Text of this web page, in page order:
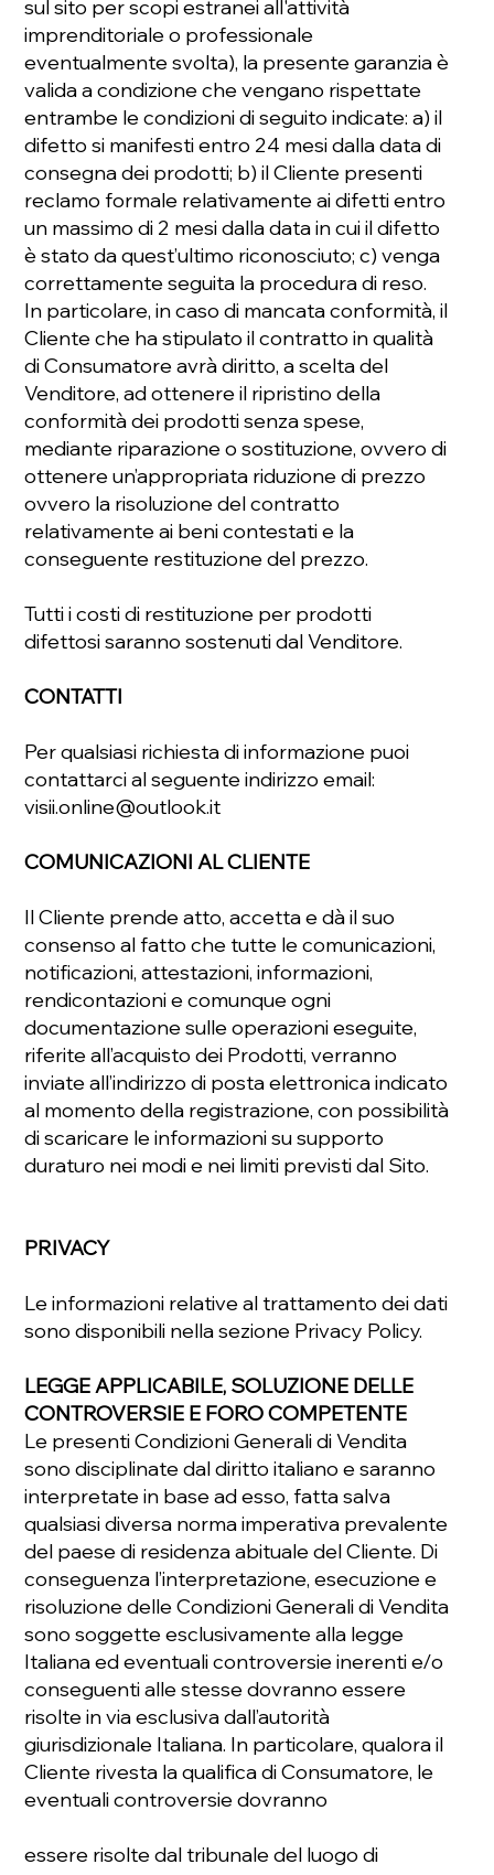
sul sito per scopi estranei all'attività
imprenditoriale o professionale
eventualmente svolta), la presente garanzia è
valida a condizione che vengano rispettate
entrambe le condizioni di seguito indicate: a) il
difetto si manifesti entro 24 mesi dalla data di
consegna dei prodotti; b) il Cliente presenti
reclamo formale relativamente ai difetti entro
un massimo di 2 mesi dalla data in cui il difetto
è stato da quest’ultimo riconosciuto; c) venga
correttamente seguita la procedura di reso.
In particolare, in caso di mancata conformità, il
Cliente che ha stipulato il contratto in qualità
di Consumatore avrà diritto, a scelta del
Venditore, ad ottenere il ripristino della
conformità dei prodotti senza spese,
mediante riparazione o sostituzione, ovvero di
ottenere un’appropriata riduzione di prezzo
ovvero la risoluzione del contratto
relativamente ai beni contestati e la
conseguente restituzione del prezzo.
Tutti i costi di restituzione per prodotti
difettosi saranno sostenuti dal Venditore.
CONTATTI
Per qualsiasi richiesta di informazione puoi
contattarci al seguente indirizzo email:
visii.online@outlook.it
COMUNICAZIONI AL CLIENTE
Il Cliente prende atto, accetta e dà il suo
consenso al fatto che tutte le comunicazioni,
notificazioni, attestazioni, informazioni,
rendicontazioni e comunque ogni
documentazione sulle operazioni eseguite,
riferite all’acquisto dei Prodotti, verranno
inviate all’indirizzo di posta elettronica indicato
al momento della registrazione, con possibilità
di scaricare le informazioni su supporto
duraturo nei modi e nei limiti previsti dal Sito.
PRIVACY
Le informazioni relative al trattamento dei dati
sono disponibili nella sezione Privacy Policy.
LEGGE APPLICABILE, SOLUZIONE DELLE
CONTROVERSIE E FORO COMPETENTE
Le presenti Condizioni Generali di Vendita
sono disciplinate dal diritto italiano e saranno
interpretate in base ad esso, fatta salva
qualsiasi diversa norma imperativa prevalente
del paese di residenza abituale del Cliente. Di
conseguenza l’interpretazione, esecuzione e
risoluzione delle Condizioni Generali di Vendita
sono soggette esclusivamente alla legge
Italiana ed eventuali controversie inerenti e/o
conseguenti alle stesse dovranno essere
risolte in via esclusiva dall’autorità
giurisdizionale Italiana. In particolare, qualora il
Cliente rivesta la qualifica di Consumatore, le
eventuali controversie dovranno
essere risolte dal tribunale del luogo di